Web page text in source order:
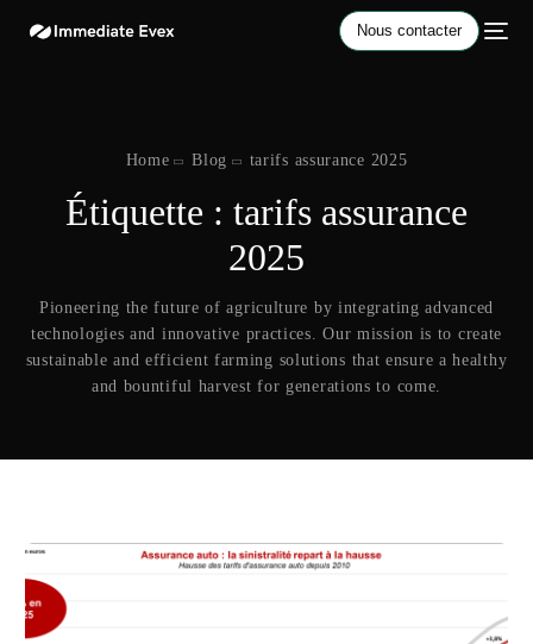
Nous contacter
Home Blog tarifs assurance 2025
Étiquette : tarifs assurance
2025
Pioneering the future of agriculture by integrating advanced
technologies and innovative practices. Our mission is to create
sustainable and efficient farming solutions that ensure a healthy
and bountiful harvest for generations to come.